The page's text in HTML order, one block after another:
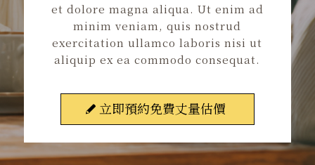
et dolore magna aliqua. Ut enim ad
minim veniam, quis nostrud
exercitation ullamco laboris nisi ut
aliquip ex ea commodo consequat.
立即預約免費丈量估價